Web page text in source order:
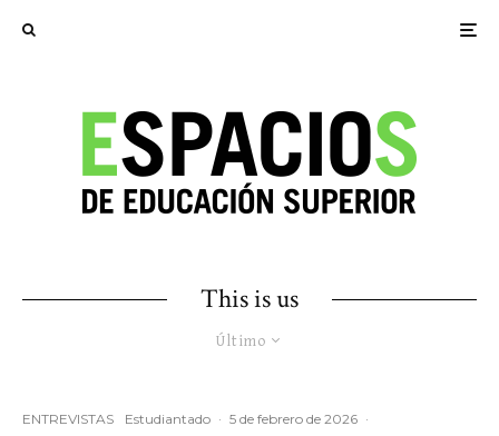
This is us
Último
ENTREVISTAS Estudiantado · 5 de febrero de 2026 ·